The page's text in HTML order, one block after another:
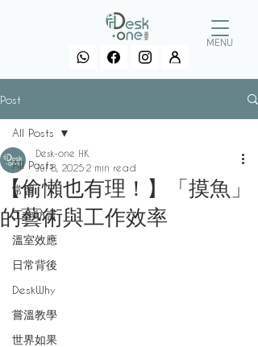
MENU
Post
All Posts
常習
工作坊言
溫室效應
日常背後
DeskWhy
嘗溫教學
世界如果
All Posts
【偷懶也有理！】「摸魚」
的藝術與工作效率
Desk-one HK
Jul 8, 2025 2 min read